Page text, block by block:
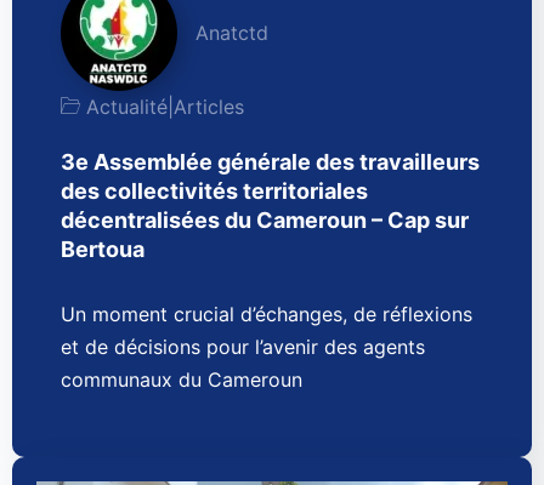
Anatctd
Actualité Articles
3e Assemblée générale des travailleurs
des collectivités territoriales
décentralisées du Cameroun – Cap sur
Bertoua
Un moment crucial d’échanges, de réflexions
et de décisions pour l’avenir des agents
communaux du Cameroun